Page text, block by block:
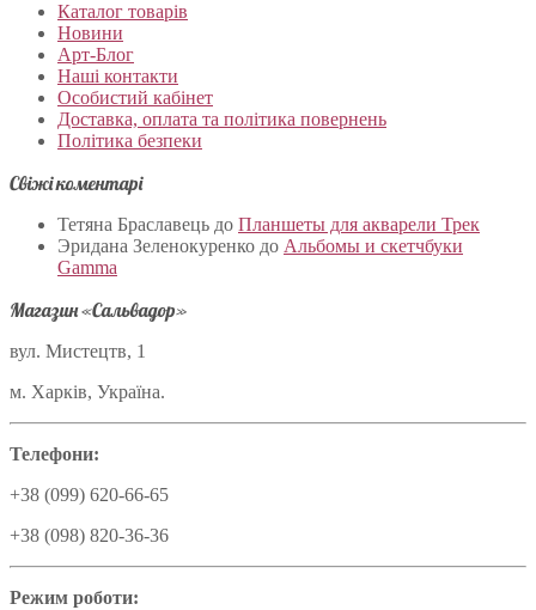
Каталог товарів
Новини
Арт-Блог
Наші контакти
Особистий кабінет
Доставка, оплата та політика повернень
Політика безпеки
Свіжі коментарі
Тетяна Браславець до Планшеты для акварели Трек
Эридана Зеленокуренко до Альбомы и скетчбуки
Gamma
Магазин «Сальвадор»
вул. Мистецтв, 1
м. Харків, Україна.
Телефони:
+38 (099) 620-66-65
+38 (098) 820-36-36
Режим роботи: